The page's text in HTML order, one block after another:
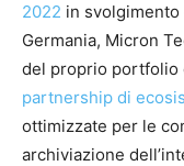
2022 in svolgimento
Germania, Micron
del proprio portfolio
partnership di
ottimizzate per le
archiviazione